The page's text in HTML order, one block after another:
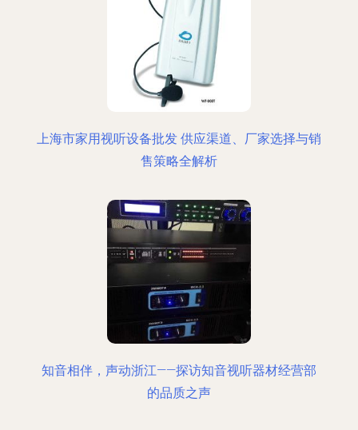
上海市家用视听设备批发 供应渠道、厂家选择与销
售策略全解析
知音相伴，声动浙江——探访知音视听器材经营部
的品质之声